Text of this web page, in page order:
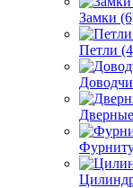
Замки
Петли